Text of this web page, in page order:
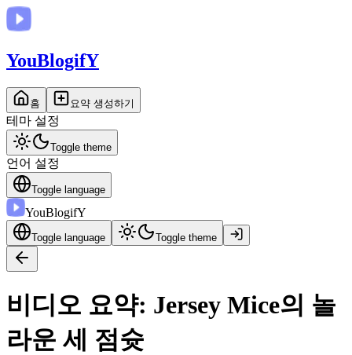
YouBlogifY
홈 요약 생성하기
테마 설정
Toggle theme
언어 설정
Toggle language
YouBlogifY
Toggle language Toggle theme
비디오 요약: Jersey Mice의 놀
라운 세 점슛